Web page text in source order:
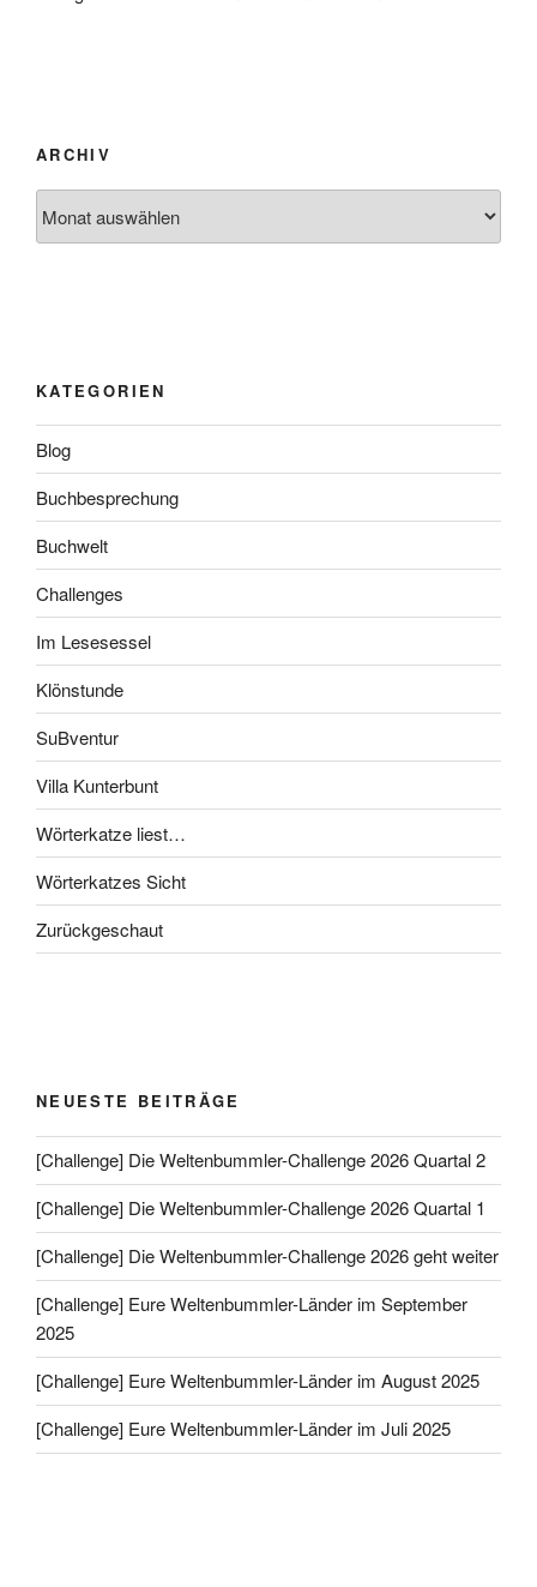
ARCHIV
KATEGORIEN
Blog
Buchbesprechung
Buchwelt
Challenges
Im Lesesessel
Klönstunde
SuBventur
Villa Kunterbunt
Wörterkatze liest…
Wörterkatzes Sicht
Zurückgeschaut
NEUESTE BEITRÄGE
[Challenge] Die Weltenbummler-Challenge 2026 Quartal 2
[Challenge] Die Weltenbummler-Challenge 2026 Quartal 1
[Challenge] Die Weltenbummler-Challenge 2026 geht weiter
[Challenge] Eure Weltenbummler-Länder im September
2025
[Challenge] Eure Weltenbummler-Länder im August 2025
[Challenge] Eure Weltenbummler-Länder im Juli 2025